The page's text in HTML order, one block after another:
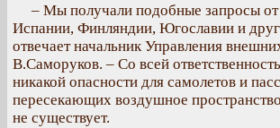
– Мы получали подобные запросы
Испании, Финляндии, Югославии и
отвечает начальник Управления
В.Саморуков. – Со всей
никакой опасности для самолетов и
пересекающих воздушное
не существует.